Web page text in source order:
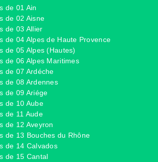
de 01 Ain
de 02 Aisne
de 03 Allier
de 04 Alpes de Haute Provence
de 05 Alpes (Hautes)
de 06 Alpes Maritimes
de 07 Ardéche
de 08 Ardennes
de 09 Ariége
de 10 Aube
de 11 Aude
de 12 Aveyron
de 13 Bouches du Rhône
de 14 Calvados
de 15 Cantal